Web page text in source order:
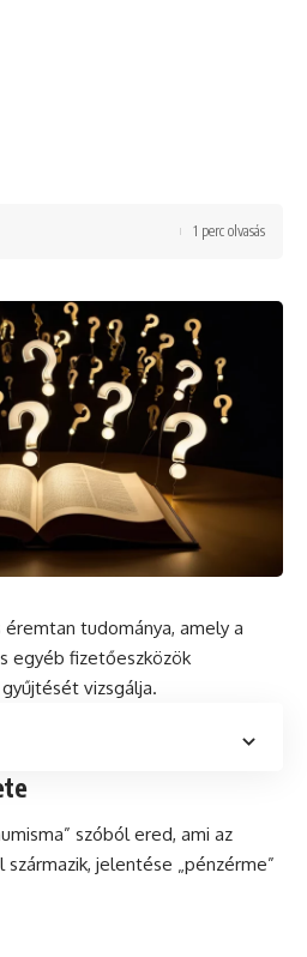
1 perc olvasás
éremtan tudománya, amely a
egyéb fizetőeszközök
vizsgálja.
szóból ered, ami az
jelentése „pénzérme”